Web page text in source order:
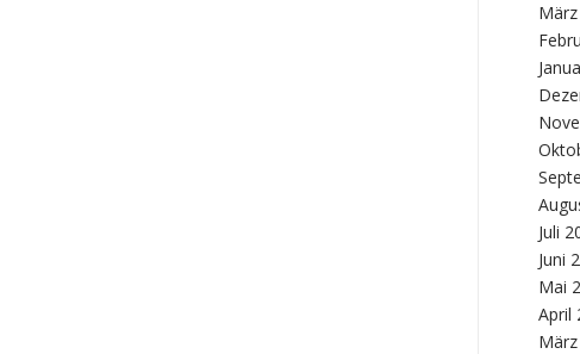
Juli
Juni
Mai
April